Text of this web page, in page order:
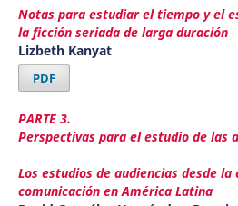
Notas para estudiar el tiempo y el
la ficción seriada de larga duración
Lizbeth Kanyat
PDF
PARTE 3.
Perspectivas para el estudio de las
Los estudios de audiencias desde la
comunicación en América Latina